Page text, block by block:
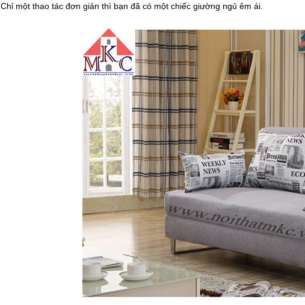
Chỉ một thao tác đơn giản thì bạn đã có một chiếc giường ngủ êm ái.